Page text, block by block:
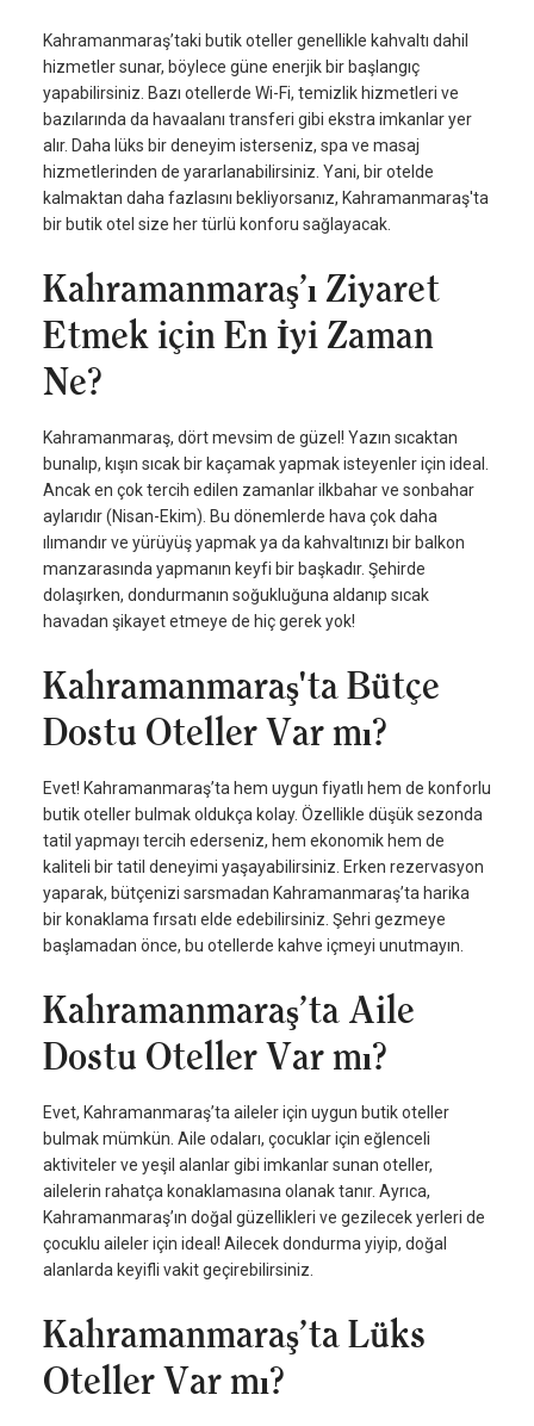
Kahramanmaraş’taki butik oteller genellikle kahvaltı dahil
hizmetler sunar, böylece güne enerjik bir başlangıç
yapabilirsiniz. Bazı otellerde Wi-Fi, temizlik hizmetleri ve
bazılarında da havaalanı transferi gibi ekstra imkanlar yer
alır. Daha lüks bir deneyim isterseniz, spa ve masaj
hizmetlerinden de yararlanabilirsiniz. Yani, bir otelde
kalmaktan daha fazlasını bekliyorsanız, Kahramanmaraş'ta
bir butik otel size her türlü konforu sağlayacak.
Kahramanmaraş’ı Ziyaret
Etmek için En İyi Zaman
Ne?
Kahramanmaraş, dört mevsim de güzel! Yazın sıcaktan
bunalıp, kışın sıcak bir kaçamak yapmak isteyenler için ideal.
Ancak en çok tercih edilen zamanlar ilkbahar ve sonbahar
aylarıdır (Nisan-Ekim). Bu dönemlerde hava çok daha
ılımandır ve yürüyüş yapmak ya da kahvaltınızı bir balkon
manzarasında yapmanın keyfi bir başkadır. Şehirde
dolaşırken, dondurmanın soğukluğuna aldanıp sıcak
havadan şikayet etmeye de hiç gerek yok!
Kahramanmaraş'ta Bütçe
Dostu Oteller Var mı?
Evet! Kahramanmaraş’ta hem uygun fiyatlı hem de konforlu
butik oteller bulmak oldukça kolay. Özellikle düşük sezonda
tatil yapmayı tercih ederseniz, hem ekonomik hem de
kaliteli bir tatil deneyimi yaşayabilirsiniz. Erken rezervasyon
yaparak, bütçenizi sarsmadan Kahramanmaraş’ta harika
bir konaklama fırsatı elde edebilirsiniz. Şehri gezmeye
başlamadan önce, bu otellerde kahve içmeyi unutmayın.
Kahramanmaraş’ta Aile
Dostu Oteller Var mı?
Evet, Kahramanmaraş’ta aileler için uygun butik oteller
bulmak mümkün. Aile odaları, çocuklar için eğlenceli
aktiviteler ve yeşil alanlar gibi imkanlar sunan oteller,
ailelerin rahatça konaklamasına olanak tanır. Ayrıca,
Kahramanmaraş’ın doğal güzellikleri ve gezilecek yerleri de
çocuklu aileler için ideal! Ailecek dondurma yiyip, doğal
alanlarda keyifli vakit geçirebilirsiniz.
Kahramanmaraş’ta Lüks
Oteller Var mı?